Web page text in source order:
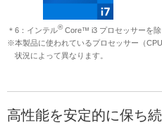
＊6：インテル®Core™ i3 プロセッサーを除
※本製品に使われているプロセッサー（
状況によって異なります。
高性能を安定的に保ち